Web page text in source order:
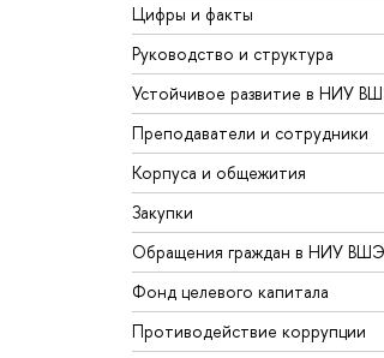
Цифры и факты
Руководство и структура
Устойчивое развитие в НИУ
Преподаватели и сотрудники
Корпуса и общежития
Закупки
Обращения граждан в НИУ ВШЭ
Фонд целевого капитала
Противодействие коррупции